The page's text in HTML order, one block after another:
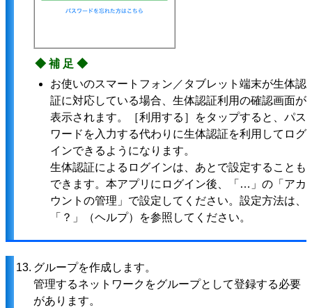
◆補足◆
お使いのスマートフォン／タブレット端末が生体認
証に対応している場合、生体認証利用の確認画面が
表示されます。［利用する］をタップすると、パス
ワードを入力する代わりに生体認証を利用してログ
インできるようになります。
生体認証によるログインは、あとで設定することも
できます。本アプリにログイン後、「…」の「アカ
ウントの管理」で設定してください。設定方法は、
「？」（ヘルプ）を参照してください。
13. グループを作成します。
管理するネットワークをグループとして登録する必要
があります。